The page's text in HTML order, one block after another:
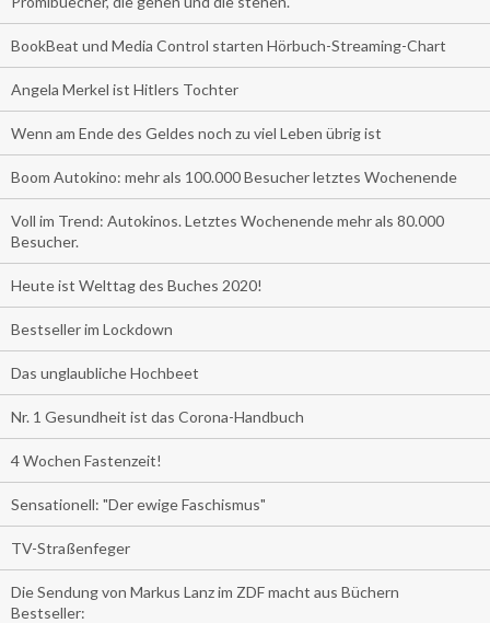
BookBeat und Media Control starten Hörbuch-Streaming-Chart
Angela Merkel ist Hitlers Tochter
Wenn am Ende des Geldes noch zu viel Leben übrig ist
Boom Autokino: mehr als 100.000 Besucher letztes Wochenende
Voll im Trend: Autokinos. Letztes Wochenende mehr als 80.000
Besucher.
Heute ist Welttag des Buches 2020!
Bestseller im Lockdown
Das unglaubliche Hochbeet
Nr. 1 Gesundheit ist das Corona-Handbuch
4 Wochen Fastenzeit!
Sensationell: "Der ewige Faschismus"
TV-Straßenfeger
Die Sendung von Markus Lanz im ZDF macht aus Büchern
Bestseller: